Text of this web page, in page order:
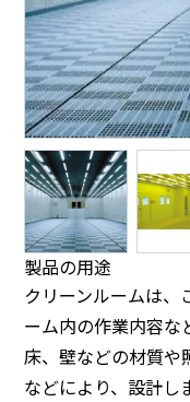
製品の用途
クリーンルームは、
ーム内の作業内容な
床、壁などの材質や
などにより、設計し